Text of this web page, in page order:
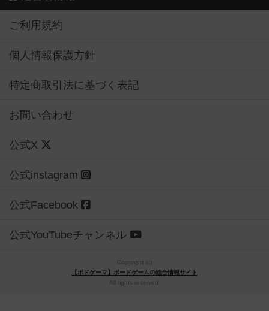
ご利用規約
個人情報保護方針
特定商取引法に基づく表記
お問い合わせ
公式X
公式instagram
公式Facebook
公式YouTubeチャンネル
Copyright (c)
【ボドゲーマ】ボードゲームの総合情報サイト
All rights reserved.